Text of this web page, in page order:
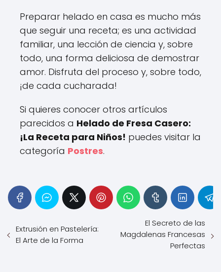
Preparar helado en casa es mucho más
que seguir una receta; es una actividad
familiar, una lección de ciencia y, sobre
todo, una forma deliciosa de demostrar
amor. Disfruta del proceso y, sobre todo,
¡de cada cucharada!
Si quieres conocer otros artículos
parecidos a Helado de Fresa Casero:
¡La Receta para Niños! puedes visitar la
categoría Postres.
Extrusión en Pastelería:
El Arte de la Forma
El Secreto de las
Magdalenas Francesas
Perfectas